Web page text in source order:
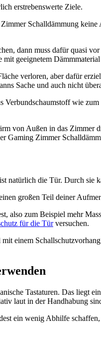
erstrebenswerte Ziele.
Schalldämmung
dann muss dafür quasi
mit geeignetem
verloren, aber dafür
Sache und auch nicht
Verbundschaumstoff wie
von Außen in das Zimmer
Gaming Zimmer
natürlich die Tür. Durch sie
großen Teil deiner
also zum Beispiel mehr
für die Türversuchen.
einem
Tastaturen. Das liegt
laut in der Handhabung
ein wenig Abhilfe